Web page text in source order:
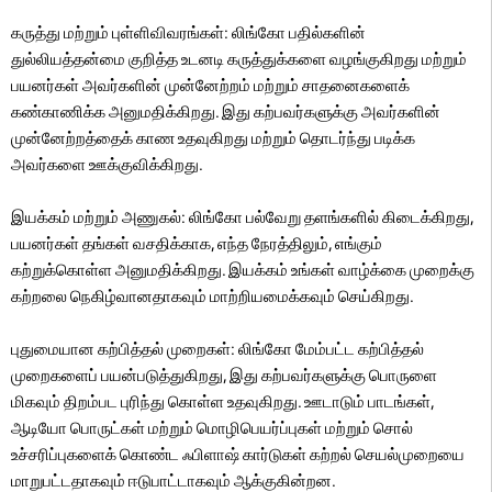
கருத்து மற்றும் புள்ளிவிவரங்கள்: லிங்கோ பதில்களின்
துல்லியத்தன்மை குறித்த உடனடி கருத்துக்களை வழங்குகிறது மற்றும்
பயனர்கள் அவர்களின் முன்னேற்றம் மற்றும் சாதனைகளைக்
கண்காணிக்க அனுமதிக்கிறது. இது கற்பவர்களுக்கு அவர்களின்
முன்னேற்றத்தைக் காண உதவுகிறது மற்றும் தொடர்ந்து படிக்க
அவர்களை ஊக்குவிக்கிறது.
இயக்கம் மற்றும் அணுகல்: லிங்கோ பல்வேறு தளங்களில் கிடைக்கிறது,
பயனர்கள் தங்கள் வசதிக்காக, எந்த நேரத்திலும், எங்கும்
கற்றுக்கொள்ள அனுமதிக்கிறது. இயக்கம் உங்கள் வாழ்க்கை முறைக்கு
கற்றலை நெகிழ்வானதாகவும் மாற்றியமைக்கவும் செய்கிறது.
புதுமையான கற்பித்தல் முறைகள்: லிங்கோ மேம்பட்ட கற்பித்தல்
முறைகளைப் பயன்படுத்துகிறது, இது கற்பவர்களுக்கு பொருளை
மிகவும் திறம்பட புரிந்து கொள்ள உதவுகிறது. ஊடாடும் பாடங்கள்,
ஆடியோ பொருட்கள் மற்றும் மொழிபெயர்ப்புகள் மற்றும் சொல்
உச்சரிப்புகளைக் கொண்ட ஃபிளாஷ் கார்டுகள் கற்றல் செயல்முறையை
மாறுபட்டதாகவும் ஈடுபாட்டாகவும் ஆக்குகின்றன.